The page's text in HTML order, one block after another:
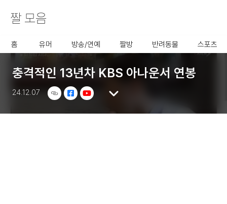
사용할 공유 링크를 선택 해 주
짤 모음
홈 유머 방송/연예 짤방 반려동물 스포츠
충격적인 13년차 KBS 아나운서 연봉
24.12.07